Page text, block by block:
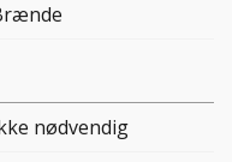
nødvendig